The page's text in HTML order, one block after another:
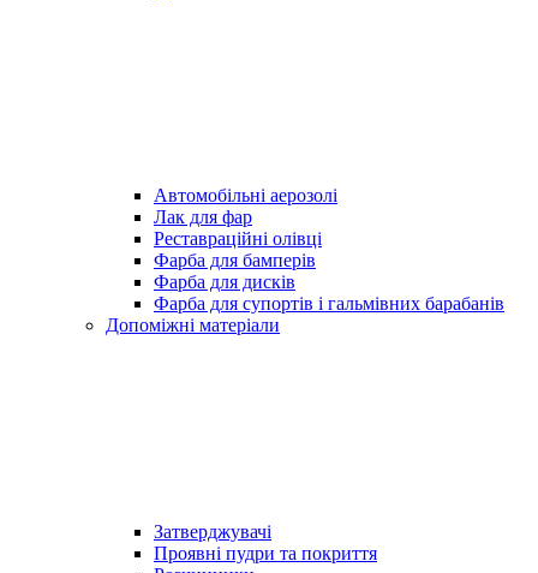
Автомобільні аерозолі
Лак для фар
Реставраційні олівці
Фарба для бамперів
Фарба для дисків
Фарба для супортів і гальмівних барабанів
Допоміжні матеріали
Затверджувачі
Проявні пудри та покриття